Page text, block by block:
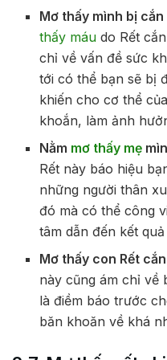
Mơ thấy mình bị
thấy máu do Rết
chỉ về vấn đề sức
tới có thể bạn sẽ bị
khiến cho cơ thể
khoắn, làm ảnh
Nằm mơ thấy mẹ
Rết này báo hiệu
những người thân
đó mà có thể công
tâm dẫn đến kết
Mơ thấy con Rết
này cũng ám chỉ về
là điềm báo trước
băn khoăn về khá